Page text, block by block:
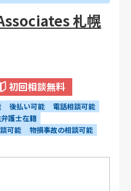
札幌
初回相談無料
後払い可能
電話相談可能
護士在籍
可能
物損事故の相談可能